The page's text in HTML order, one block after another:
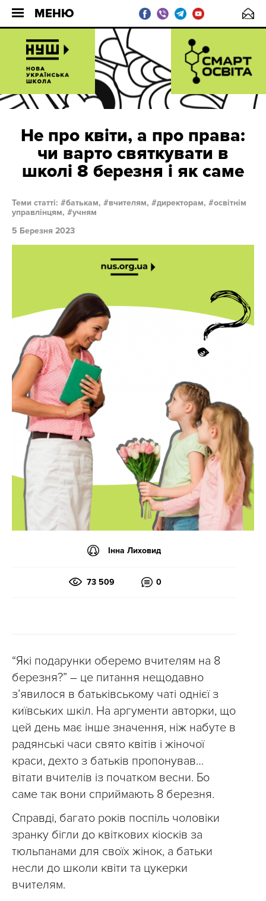
МЕНЮ
Не про квіти, а про права:
чи варто святкувати в
школі 8 березня і як саме
Теми статті: батькам, вчителям, директорам,
освітнім
управлінцям,
учням
5 Березня 2023
Інна Лиховид
73 509 0
“Які подарунки оберемо вчителям на 8
березня?” – це питання нещодавно
з’явилося в батьківському чаті однієї з
київських шкіл. На аргументи авторки, що
цей день має інше значення, ніж набуте в
радянські часи свято квітів і жіночої
краси, дехто з батьків пропонував…
вітати вчителів із початком весни. Бо
саме так вони сприймають 8 березня.
Справді, багато років поспіль чоловіки
зранку бігли до квіткових кіосків за
тюльпанами для своїх жінок, а батьки
несли до школи квіти та цукерки
вчителям.